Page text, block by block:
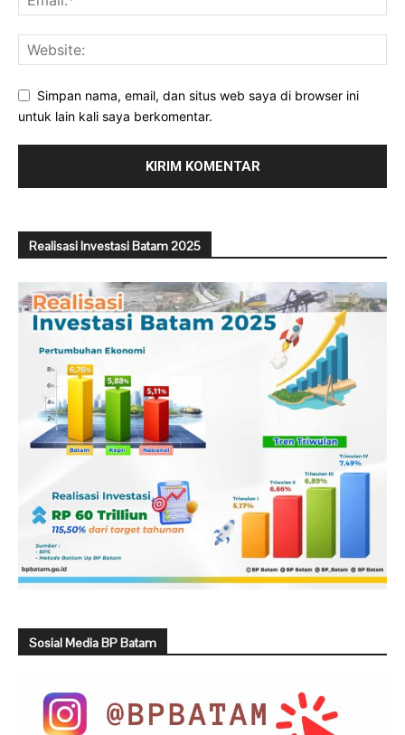
Simpan nama, email, dan situs web saya di browser ini
untuk lain kali saya berkomentar.
Realisasi Investasi Batam 2025
Sosial Media BP Batam